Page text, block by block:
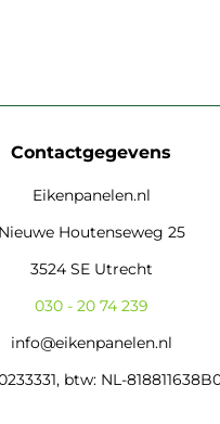
Contactgegevens
Eikenpanelen.nl
Nieuwe Houtenseweg 25
3524 SE Utrecht
030 - 20 74 239
info@eikenpanelen.nl
btw: NL-